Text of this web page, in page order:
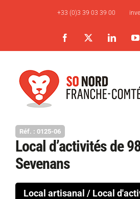
+33 (0)3 39 03 39 00
Facebook
Réf. : 0125-06
Local d’activités de
Sevenans
Local artisanal / Local